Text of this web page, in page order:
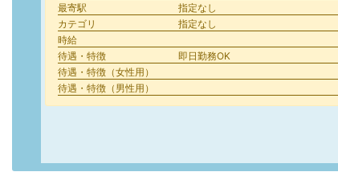
最寄駅
指定なし
カテゴリ
指定なし
時給
待遇・特徴
即日勤務OK
待遇・特徴（女性用）
待遇・特徴（男性用）